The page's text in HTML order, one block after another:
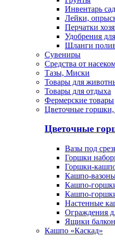
Инвентарь
Лейки,
Перчатки
Удобрения
Шланги
Сувениры
Средства от
Тазы, Миски
Товары для
Товары для отдыха
Фермерские товары
Цветочные
Цветочные
Вазы под
Горшки
Горшки-
Кашпо-
Кашпо-
Кашпо-
Настенные
Ограждения
Ящики
Кашпо «Каскад»